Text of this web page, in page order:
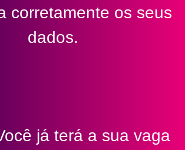
corretamente os seus
dados.
já terá a sua vaga